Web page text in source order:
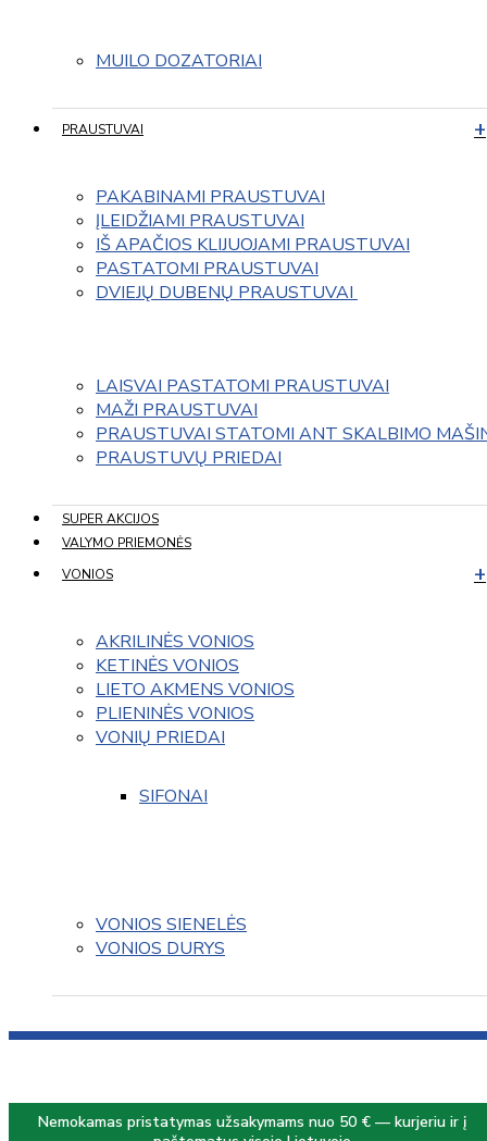
MUILO DOZATORIAI
PRAUSTUVAI
PAKABINAMI PRAUSTUVAI
ĮLEIDŽIAMI PRAUSTUVAI
IŠ APAČIOS KLIJUOJAMI PRAUSTUVAI
PASTATOMI PRAUSTUVAI
DVIEJŲ DUBENŲ PRAUSTUVAI
LAISVAI PASTATOMI PRAUSTUVAI
MAŽI PRAUSTUVAI
PRAUSTUVAI STATOMI ANT SKALBIMO
PRAUSTUVŲ PRIEDAI
SUPER AKCIJOS
VALYMO PRIEMONĖS
VONIOS
AKRILINĖS VONIOS
KETINĖS VONIOS
LIETO AKMENS VONIOS
PLIENINĖS VONIOS
VONIŲ PRIEDAI
SIFONAI
VONIOS SIENELĖS
VONIOS DURYS
Nemokamas pristatymas užsakymams nuo 50 € — kurjeriu ir į